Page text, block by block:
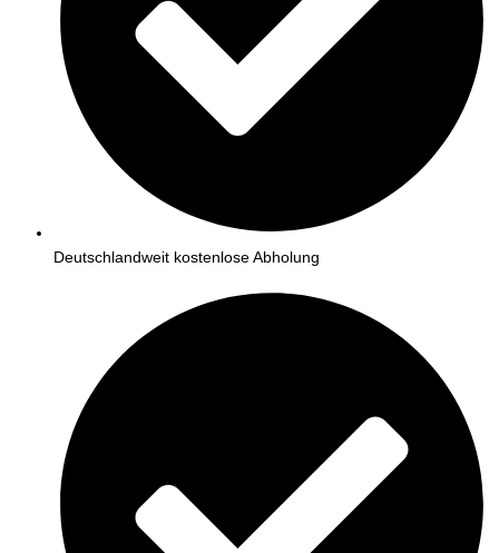
Deutschlandweit kostenlose Abholung